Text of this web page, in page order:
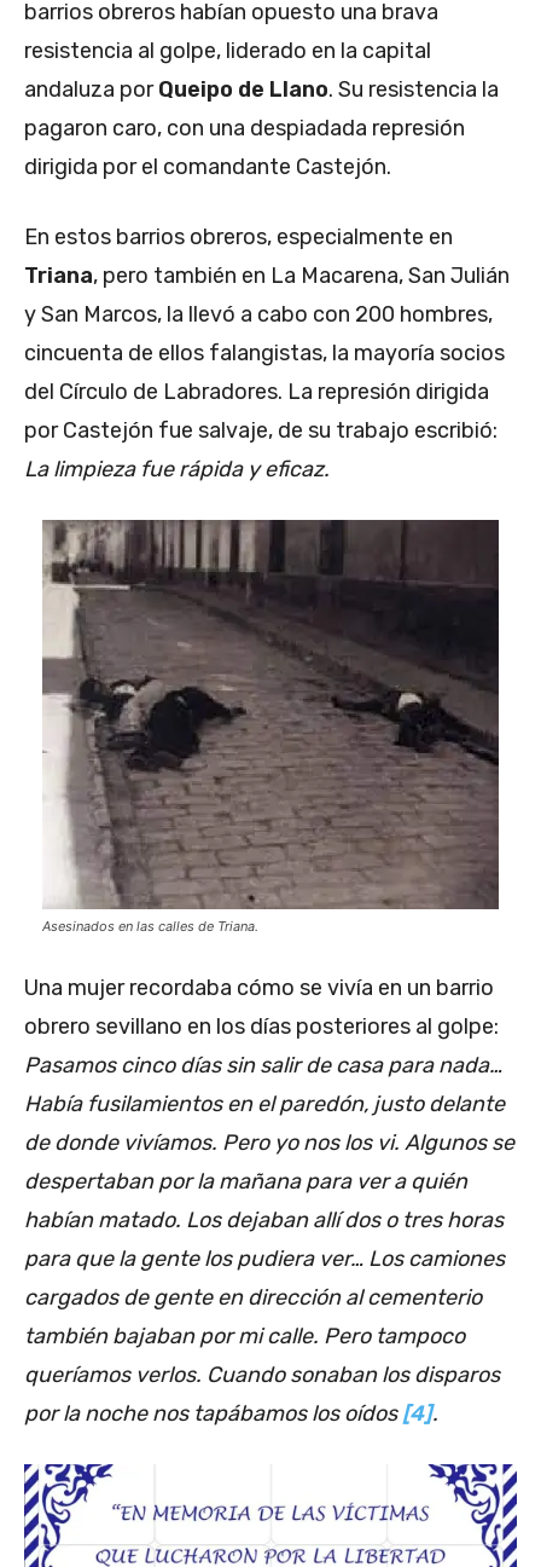
barrios obreros habían opuesto una brava
resistencia al golpe, liderado en la capital
andaluza porQueipo de Llano. Su resistencia la
pagaron caro, con una despiadada represión
dirigida por el comandante Castejón.
En estos barrios obreros, especialmente en
Triana, pero también en La Macarena, San Julián
y San Marcos, la llevó a cabo con 200 hombres,
cincuenta de ellos falangistas, la mayoría socios
del Círculo de Labradores. La represión dirigida
por Castejón fue salvaje, de su trabajo escribió:
La limpieza fue rápida y eficaz.
Asesinados en las calles de Triana.
Una mujer recordaba cómo se vivía en un barrio
obrero sevillano en los días posteriores al golpe:
Pasamos cinco días sin salir de casa para nada…
Había fusilamientos en el paredón, justo delante
de donde vivíamos. Pero yo nos los vi. Algunos se
despertaban por la mañana para ver a quién
habían matado. Los dejaban allí dos o tres horas
para que la gente los pudiera ver… Los camiones
cargados de gente en dirección al cementerio
también bajaban por mi calle. Pero tampoco
queríamos verlos. Cuando sonaban los disparos
por la noche nos tapábamos los oídos[4].